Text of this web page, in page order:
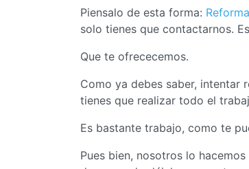
Piensalo de esta forma:
solo tienes que contactarnos.
Que te ofrececemos.
Como ya debes saber, intentar
tienes que realizar todo el
Es bastante trabajo, como te
Pues bien, nosotros lo